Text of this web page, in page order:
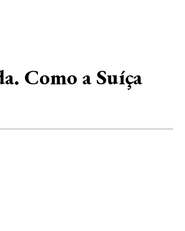
Como a Suíça